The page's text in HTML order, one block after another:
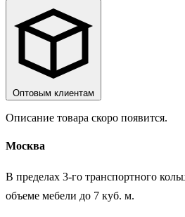
Оптовым клиентам
Описание товара скоро появится.
Москва
В пределах 3-го транспортного
объеме мебели до 7 куб. м.